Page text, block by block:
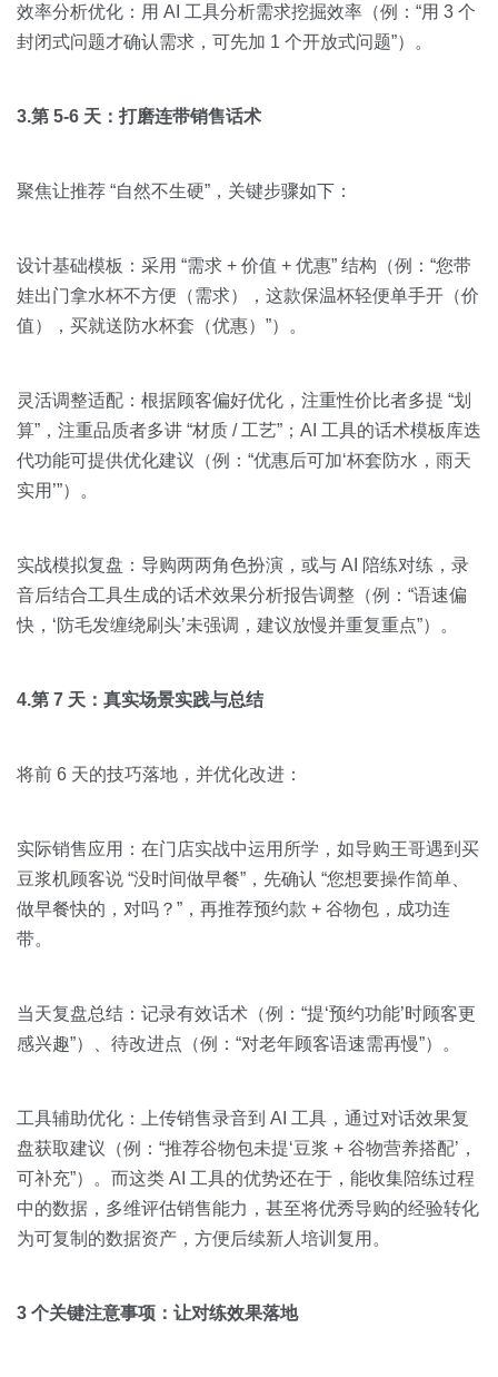
效率分析优化：用 AI 工具分析需求挖掘效率（例：“用 3 个
封闭式问题才确认需求，可先加 1 个开放式问题”）。
3.第 5-6 天：打磨连带销售话术
聚焦让推荐 “自然不生硬”，关键步骤如下：
设计基础模板：采用 “需求 + 价值 + 优惠” 结构（例：“您带
娃出门拿水杯不方便（需求），这款保温杯轻便单手开（价
值），买就送防水杯套（优惠）”）。
灵活调整适配：根据顾客偏好优化，注重性价比者多提 “划
算”，注重品质者多讲 “材质 / 工艺”；AI 工具的话术模板库迭
代功能可提供优化建议（例：“优惠后可加‘杯套防水，雨天
实用’”）。
实战模拟复盘：导购两两角色扮演，或与 AI 陪练对练，录
音后结合工具生成的话术效果分析报告调整（例：“语速偏
快，‘防毛发缠绕刷头’未强调，建议放慢并重复重点”）。
4.第 7 天：真实场景实践与总结
将前 6 天的技巧落地，并优化改进：
实际销售应用：在门店实战中运用所学，如导购王哥遇到买
豆浆机顾客说 “没时间做早餐”，先确认 “您想要操作简单、
做早餐快的，对吗？”，再推荐预约款 + 谷物包，成功连
带。
当天复盘总结：记录有效话术（例：“提‘预约功能’时顾客更
感兴趣”）、待改进点（例：“对老年顾客语速需再慢”）。
工具辅助优化：上传销售录音到 AI 工具，通过对话效果复
盘获取建议（例：“推荐谷物包未提‘豆浆 + 谷物营养搭配’，
可补充”）。而这类 AI 工具的优势还在于，能收集陪练过程
中的数据，多维评估销售能力，甚至将优秀导购的经验转化
为可复制的数据资产，方便后续新人培训复用。
3 个关键注意事项：让对练效果落地